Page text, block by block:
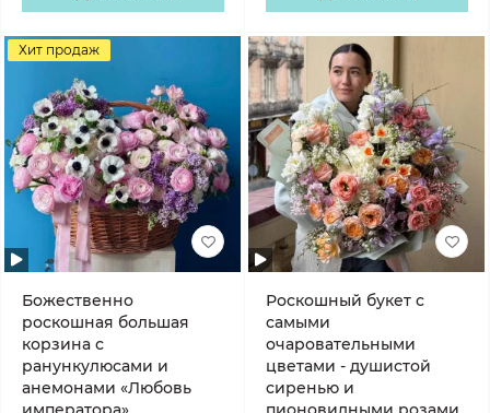
Хит продаж
Божественно
роскошная большая
корзина с
ранункулюсами и
анемонами «Любовь
Роскошный букет с
самыми
очаровательными
цветами - душистой
сиренью и